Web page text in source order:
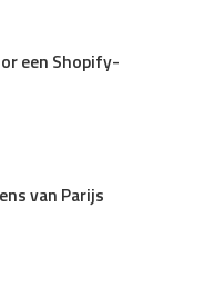
een Shopify-
van Parijs